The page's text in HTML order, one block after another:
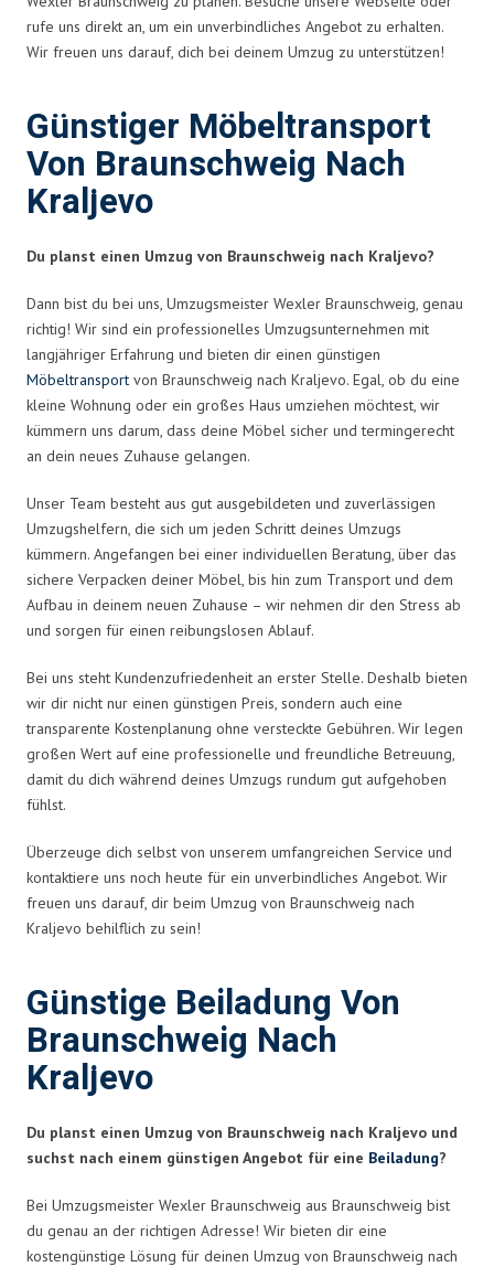
rufe uns direkt an, um ein unverbindliches Angebot zu erhalten.
Wir freuen uns darauf, dich bei deinem Umzug zu unterstützen!
Günstiger Möbeltransport
Von Braunschweig Nach
Kraljevo
Du planst einen Umzug von Braunschweig nach Kraljevo?
Dann bist du bei uns, Umzugsmeister Wexler Braunschweig, genau
richtig! Wir sind ein professionelles Umzugsunternehmen mit
langjähriger Erfahrung und bieten dir einen günstigen
Möbeltransport von Braunschweig nach Kraljevo. Egal, ob du eine
kleine Wohnung oder ein großes Haus umziehen möchtest, wir
kümmern uns darum, dass deine Möbel sicher und termingerecht
an dein neues Zuhause gelangen.
Unser Team besteht aus gut ausgebildeten und zuverlässigen
Umzugshelfern, die sich um jeden Schritt deines Umzugs
kümmern. Angefangen bei einer individuellen Beratung, über das
sichere Verpacken deiner Möbel, bis hin zum Transport und dem
Aufbau in deinem neuen Zuhause – wir nehmen dir den Stress ab
und sorgen für einen reibungslosen Ablauf.
Bei uns steht Kundenzufriedenheit an erster Stelle. Deshalb bieten
wir dir nicht nur einen günstigen Preis, sondern auch eine
transparente Kostenplanung ohne versteckte Gebühren. Wir legen
großen Wert auf eine professionelle und freundliche Betreuung,
damit du dich während deines Umzugs rundum gut aufgehoben
fühlst.
Überzeuge dich selbst von unserem umfangreichen Service und
kontaktiere uns noch heute für ein unverbindliches Angebot. Wir
freuen uns darauf, dir beim Umzug von Braunschweig nach
Kraljevo behilflich zu sein!
Günstige Beiladung Von
Braunschweig Nach
Kraljevo
Du planst einen Umzug von Braunschweig nach Kraljevo und
suchst nach einem günstigen Angebot für eine Beiladung?
Bei Umzugsmeister Wexler Braunschweig aus Braunschweig bist
du genau an der richtigen Adresse! Wir bieten dir eine
kostengünstige Lösung für deinen Umzug von Braunschweig nach